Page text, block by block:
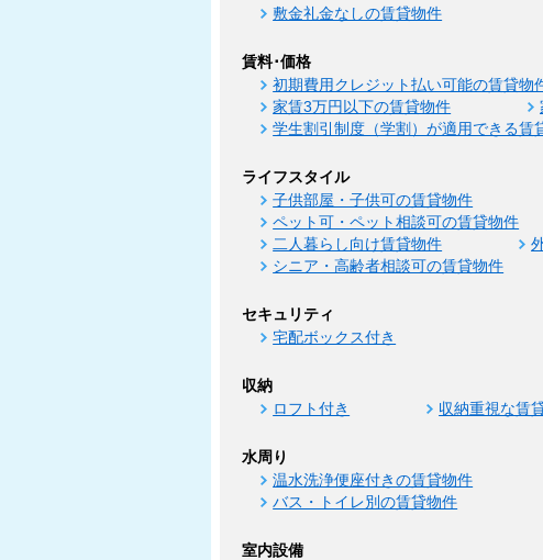
敷金礼金なしの賃貸物件
賃料･価格
初期費用クレジット払い可能の賃貸物
家賃3万円以下の賃貸物件
学生割引制度（学割）が適用できる賃
ライフスタイル
子供部屋・子供可の賃貸物件
ペット可・ペット相談可の賃貸物件
二人暮らし向け賃貸物件
シニア・高齢者相談可の賃貸物件
セキュリティ
宅配ボックス付き
収納
ロフト付き 収納重視な賃
水周り
温水洗浄便座付きの賃貸物件
バス・トイレ別の賃貸物件
室内設備